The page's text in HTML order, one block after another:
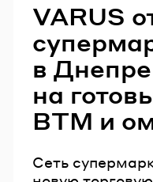
VARUS
в
на
ВТМ и
Сеть